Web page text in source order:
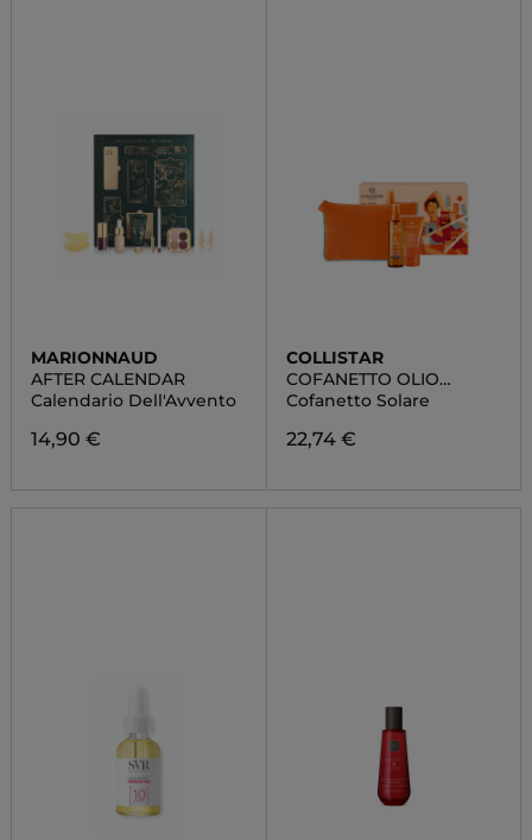
MARIONNAUD
AFTER CALENDAR
Calendario Dell'Avvento
14,90 €
COLLISTAR
COFANETTO OLIO
SECCO
SUPERABBRONZANTE
IDRATANTE SPF 6
Cofanetto Solare
22,74 €